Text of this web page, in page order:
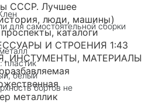
СССР. Лучшее
люди, машины)
каталоги
И СТРОЕНИЯ 1:43
ИНСТУМЕНТЫ, МАТЕРИАЛЫ
металлик
для самостоятельной сборки
пластик
белый
бортов не